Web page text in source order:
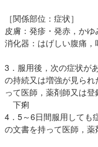
［関係部位：症状］
皮膚：発疹・発赤，かゆ
消化器：はげしい腹痛，
3．服用後，次の症状が
の持続又は増強が見ら
って医師，薬剤師又は
下痢
4．5～6日間服用しても
の文書を持って医師，